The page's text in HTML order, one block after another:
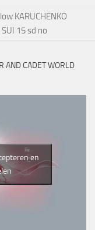
KARUCHENKO
15 sd no
AND CADET WORLD
en